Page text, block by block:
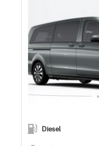
Diesel